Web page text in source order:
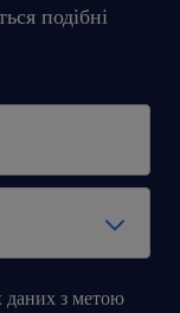
подібні
даних з метою